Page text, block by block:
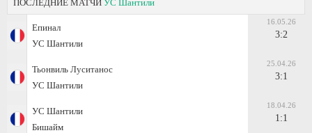
ПОСЛЕДНИЕ МАТЧИ УС Шантили
Епинал
УС Шантили
16.05.26
3:2
Тьонвиль Луситанос
УС Шантили
25.04.26
3:1
УС Шантили
Бишайм
18.04.26
1:1